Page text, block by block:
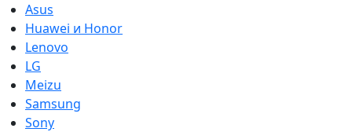
Asus
Huawei и Honor
Lenovo
LG
Meizu
Samsung
Sony